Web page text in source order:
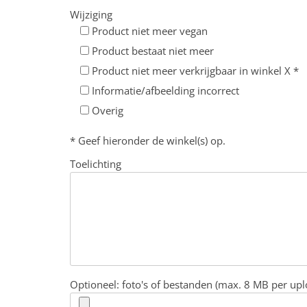
Wijziging
Product niet meer vegan
Product bestaat niet meer
Product niet meer verkrijgbaar in winkel X *
Informatie/afbeelding incorrect
Overig
* Geef hieronder de winkel(s) op.
Toelichting
Optioneel: foto's of bestanden (max. 8 MB per